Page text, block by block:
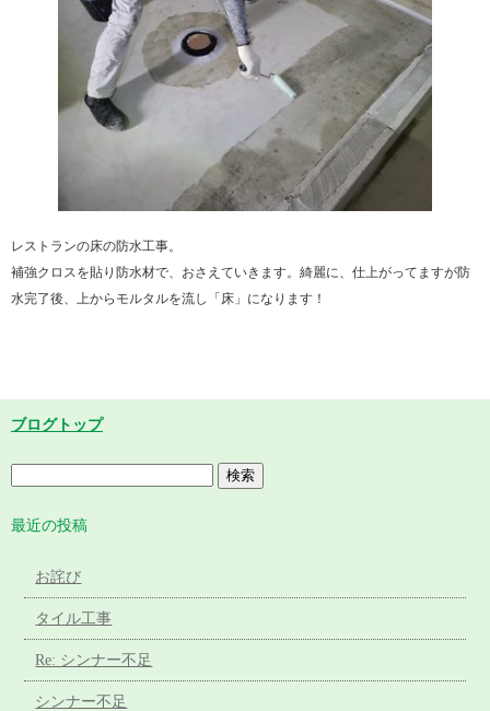
レストランの床の防水工事。
補強クロスを貼り防水材で、おさえていきます。綺麗に、仕上がってますが防
水完了後、上からモルタルを流し「床」になります！
ブログトップ
最近の投稿
お詫び
タイル工事
Re: シンナー不足
シンナー不足